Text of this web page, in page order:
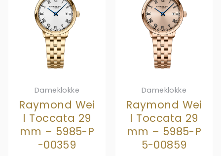
Dameklokke
Raymond Wei
l Toccata 29
mm – 5985-P
-00359
Dameklokke
Raymond Wei
l Toccata 29
mm – 5985-P
5-00859